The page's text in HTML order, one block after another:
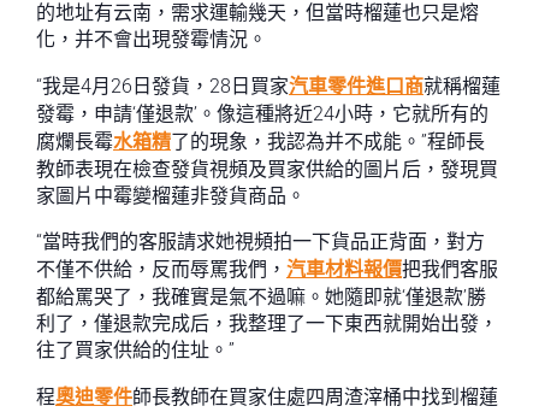
的地址有云南，需求運輸幾天，但當時榴蓮也只是熔
化，并不會出現發霉情況。
“我是4月26日發貨，28日買家汽車零件進口商就稱榴蓮
發霉，申請‘僅退款’。像這種將近24小時，它就所有的
腐爛長霉水箱精了的現象，我認為并不成能。”程師長
教師表現在檢查發貨視頻及買家供給的圖片后，發現買
家圖片中霉變榴蓮非發貨商品。
“當時我們的客服請求她視頻拍一下貨品正背面，對方
不僅不供給，反而辱罵我們， 汽車材料報價把我們客服
都給罵哭了，我確實是氣不過嘛。她隨即就‘僅退款’勝
利了，僅退款完成后，我整理了一下東西就開始出發，
往了買家供給的住址。”
程奧迪零件師長教師在買家住處四周渣滓桶中找到榴蓮